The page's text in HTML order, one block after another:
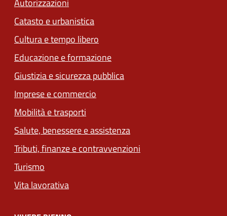
Catasto e urbanistica
Cultura e tempo libero
Educazione e formazione
Giustizia e sicurezza pubblica
Imprese e commercio
Mobilità e trasporti
Salute, benessere e assistenza
Tributi, finanze e contravvenzioni
Turismo
Vita lavorativa